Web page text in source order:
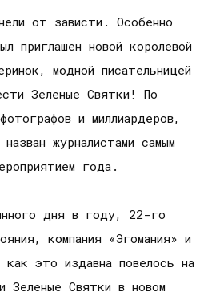
от зависти. Особенно
приглашен новой королевой
модной писательницей
Зеленые Святки! По
и миллиардеров,
журналистами самым
года.
дня в году, 22-го
компания «Эгомания» и
как это издавна повелось на
Зеленые Святки в новом